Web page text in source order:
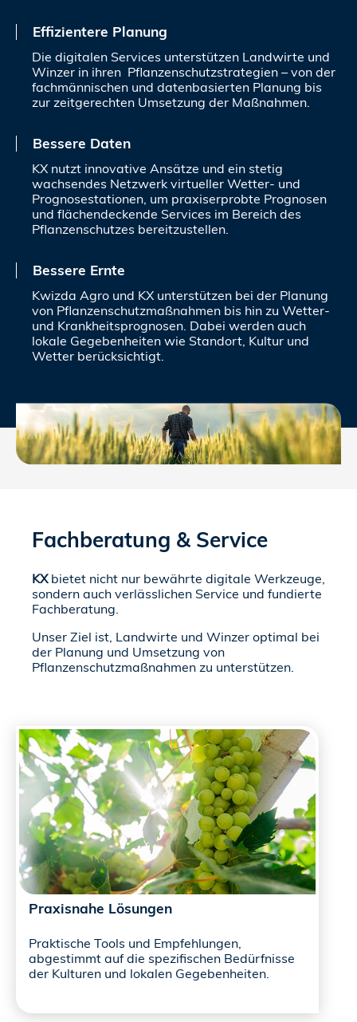
Effizientere Planung
Die digitalen Services unterstützen Landwirte und
Winzer in ihren Pflanzenschutzstrategien – von der
fachmännischen und datenbasierten Planung bis
zur zeitgerechten Umsetzung der Maßnahmen.
Bessere Daten
KX nutzt innovative Ansätze und ein stetig
wachsendes Netzwerk virtueller Wetter- und
Prognosestationen, um praxiserprobte Prognosen
und flächendeckende Services im Bereich des
Pflanzenschutzes bereitzustellen.
Bessere Ernte
Kwizda Agro und KX unterstützen bei der Planung
von Pflanzenschutzmaßnahmen bis hin zu Wetter-
und Krankheitsprognosen. Dabei werden auch
lokale Gegebenheiten wie Standort, Kultur und
Wetter berücksichtigt.
Fachberatung & Service
KXbietet nicht nur bewährte digitale Werkzeuge,
sondern auch verlässlichen Service und fundierte
Fachberatung.
Unser Ziel ist, Landwirte und Winzer optimal bei
der Planung und Umsetzung von
Pflanzenschutzmaßnahmen zu unterstützen.
Praxisnahe Lösungen
Praktische Tools und Empfehlungen,
abgestimmt auf die spezifischen Bedürfnisse
der Kulturen und lokalen Gegebenheiten.